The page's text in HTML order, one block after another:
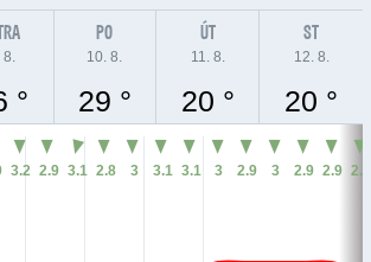
8.
°
PO
10. 8.
29 °
ÚT
11. 8.
20 °
ST
12. 8.
20 °
3.2 2.9 3.1 2.8 3 3.1 3.1 3 2.9 3 2.9 2.9 2.4